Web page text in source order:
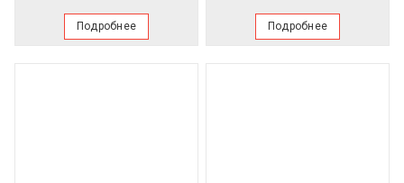
Подробнее Подробнее